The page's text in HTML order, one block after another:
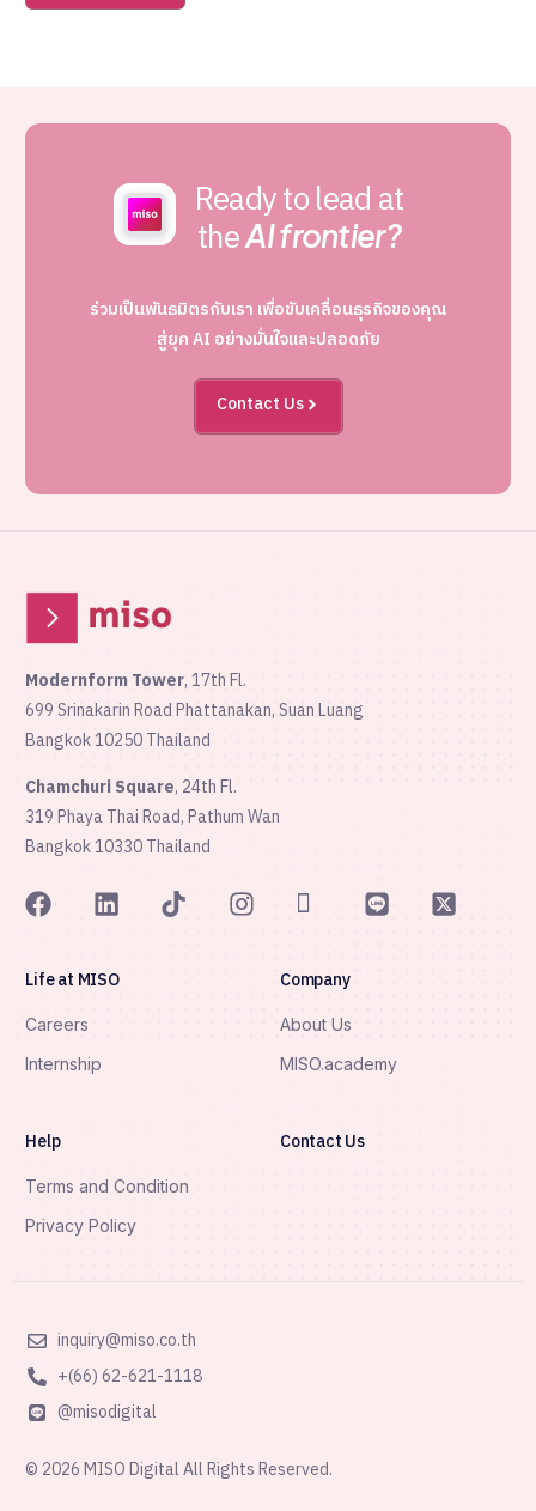
Ready to lead at
theAI frontier?
ร่วมเป็นพันธมิตรกับเรา เพื่อขับเคลื่อนธุรกิจของคุณ
สู่ยุค AI อย่างมั่นใจและปลอดภัย
Contact Us
Modernform Tower, 17th Fl.
699 Srinakarin Road Phattanakan, Suan Luang
Bangkok 10250 Thailand
Chamchuri Square, 24th Fl.
319 Phaya Thai Road, Pathum Wan
Bangkok 10330 Thailand
Life at MISO
Careers
Internship
Company
About Us
MISO.academy
Help
Terms and Condition
Privacy Policy
Contact Us
© 2026 MISO Digital All Rights Reserved.
inquiry@miso.co.th
+(66) 62-621-1118
@misodigital